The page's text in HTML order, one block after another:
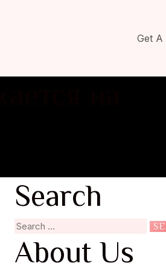
Get A
Search
About Us